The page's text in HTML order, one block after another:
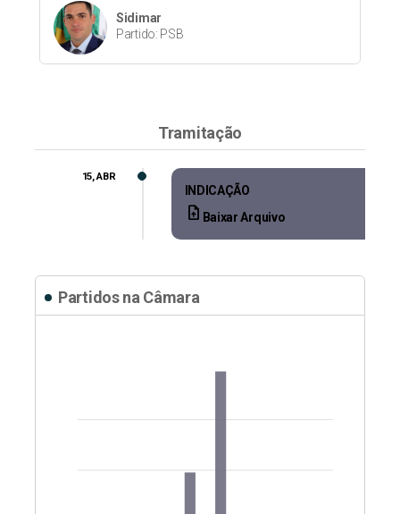
Sidimar
Partido: PSB
Tramitação
INDICAÇÃO
upload_file Baixar Arquivo
15, ABR
Partidos na Câmara